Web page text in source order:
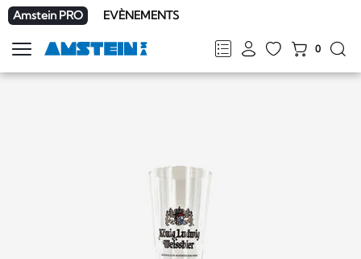
Amstein PRO EVÈNEMENTS
FRDEENIT
0
Afficher
la